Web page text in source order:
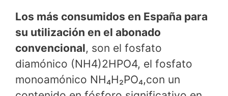
Los más consumidos en España para
su utilización en el abonado
convencional, son el fosfato
diamónico (NH4)2HPO4, el fosfato
monoamónico NH₄H₂PO₄,con un